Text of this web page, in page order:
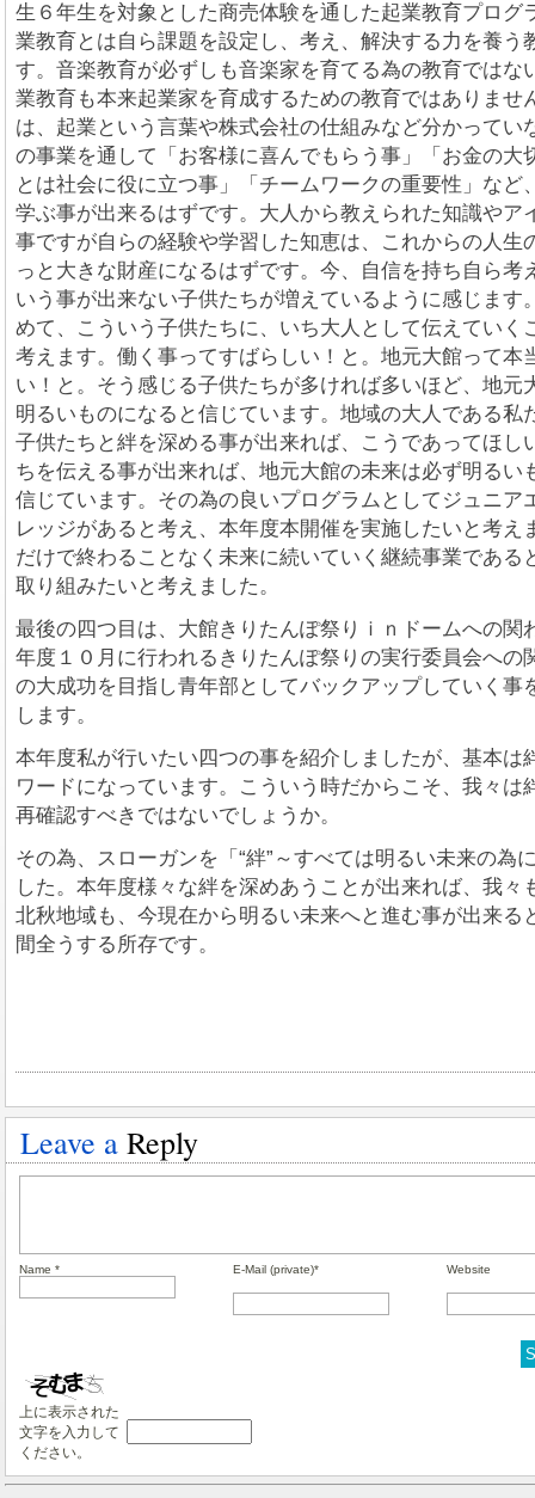
生６年生を対象とした商売体験を通した起業教育プログ
業教育とは自ら課題を設定し、考え、解決する力を養う
す。音楽教育が必ずしも音楽家を育てる為の教育ではな
業教育も本来起業家を育成するための教育ではありませ
は、起業という言葉や株式会社の仕組みなど分かってい
の事業を通して「お客様に喜んでもらう事」「お金の大
とは社会に役に立つ事」「チームワークの重要性」など
学ぶ事が出来るはずです。大人から教えられた知識やア
事ですが自らの経験や学習した知恵は、これからの人生
っと大きな財産になるはずです。今、自信を持ち自ら考
いう事が出来ない子供たちが増えているように感じます
めて、こういう子供たちに、いち大人として伝えていく
考えます。働く事ってすばらしい！と。地元大館って本
い！と。そう感じる子供たちが多ければ多いほど、地元
明るいものになると信じています。地域の大人である私
子供たちと絆を深める事が出来れば、こうであってほし
ちを伝える事が出来れば、地元大館の未来は必ず明るい
信じています。その為の良いプログラムとしてジュニア
レッジがあると考え、本年度本開催を実施したいと考え
だけで終わることなく未来に続いていく継続事業である
取り組みたいと考えました。
最後の四つ目は、大館きりたんぽ祭りｉｎドームへの関
年度１０月に行われるきりたんぽ祭りの実行委員会への
の大成功を目指し青年部としてバックアップしていく事
します。
本年度私が行いたい四つの事を紹介しましたが、基本は
ワードになっています。こういう時だからこそ、我々は
再確認すべきではないでしょうか。
その為、スローガンを「“絆”～すべては明るい未来の為
した。本年度様々な絆を深めあうことが出来れば、我々
北秋地域も、今現在から明るい未来へと進む事が出来る
間全うする所存です。
Leave a Reply
Name * E-Mail (private)* Website
上に表示された
文字を入力して
ください。